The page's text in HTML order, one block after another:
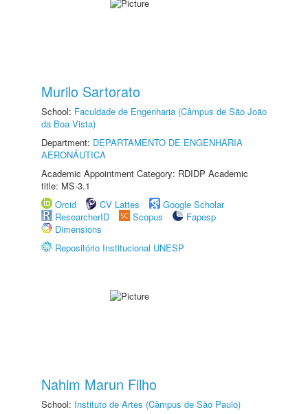
Murilo Sartorato
School: Faculdade de Engenharia (Câmpus de São João
da Boa Vista)
Department: DEPARTAMENTO DE ENGENHARIA
AERONÁUTICA
Academic Appointment Category: RDIDP Academic
title: MS-3.1
Orcid
CV Lattes
Google Scholar
ResearcherID
Scopus
Fapesp
Dimensions
Repositório Institucional UNESP
Nahim Marun Filho
School: Instituto de Artes (Câmpus de São Paulo)